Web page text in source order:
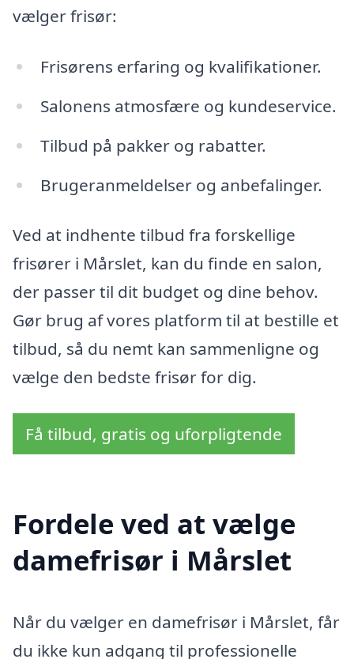
vælger frisør:
Frisørens erfaring og kvalifikationer.
Salonens atmosfære og kundeservice.
Tilbud på pakker og rabatter.
Brugeranmeldelser og anbefalinger.
Ved at indhente tilbud fra forskellige
frisører i Mårslet, kan du finde en salon,
der passer til dit budget og dine behov.
Gør brug af vores platform til at bestille et
tilbud, så du nemt kan sammenligne og
vælge den bedste frisør for dig.
Få tilbud, gratis og uforpligtende
Fordele ved at vælge
damefrisør i Mårslet
Når du vælger en damefrisør i Mårslet, får
du ikke kun adgang til professionelle